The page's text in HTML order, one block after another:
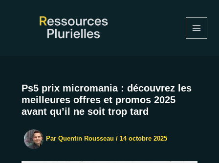
Ps5 prix micromania : découvrez les
meilleures offres et promos 2025
avant qu’il ne soit trop tard
Par Quentin Rousseau / 14 octobre 2025